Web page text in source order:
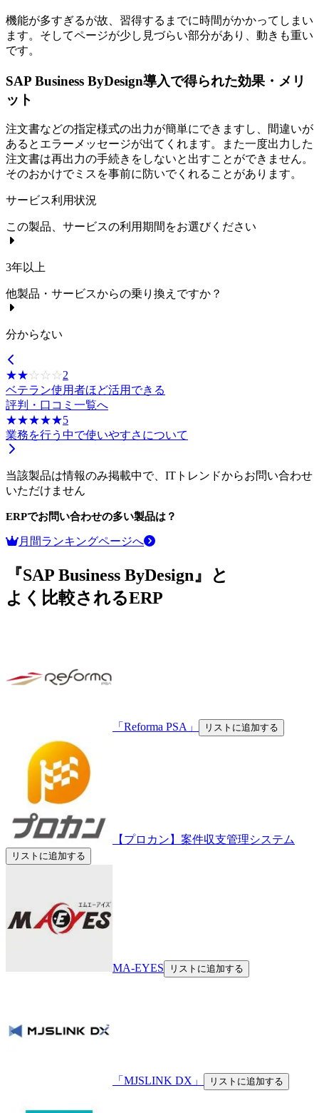
機能が多すぎるが故、習得するまでに時間がかかってしまい
ます。そしてページが少し見づらい部分があり、動きも重い
です。
SAP Business ByDesign導入で得られた効果・メリ
ット
注文書などの指定様式の出力が簡単にできますし、間違いが
あるとエラーメッセージが出てくれます。また一度出力した
注文書は再出力の手続きをしないと出すことができません。
そのおかけでミスを事前に防いでくれることがあります。
サービス利用状況
この製品、サービスの利用期間をお選びください
3年以上
他製品・サービスからの乗り換えですか？
分からない
☆☆☆☆☆
★★★★★2
ベテラン使用者ほど活用できる
評判・口コミ一覧へ
☆☆☆☆☆
★★★★★5
業務を行う中で使いやすさについて
当該製品は情報のみ掲載中で、ITトレンドからお問い合わせ
いただけません
ERPでお問い合わせの多い製品は？
月間ランキングページへ
『SAP Business ByDesign』と
よく比較されるERP
「Reforma PSA」 リストに追加する
【プロカン】案件収支管理システム
リストに追加する
MA-EYES リストに追加する
「MJSLINK DX」 リストに追加する